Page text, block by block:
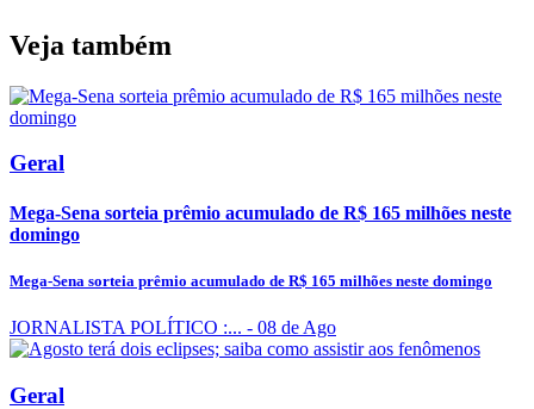
Veja também
Geral
Mega-Sena sorteia prêmio acumulado de R$ 165 milhões neste
domingo
Mega-Sena sorteia prêmio acumulado de R$ 165 milhões neste domingo
JORNALISTA POLÍTICO :... - 08 de Ago
Geral